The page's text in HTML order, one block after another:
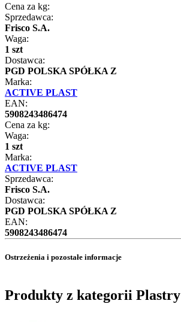
Cena za kg:
Sprzedawca:
Frisco S.A.
Waga:
1 szt
Dostawca:
PGD POLSKA SPÓŁKA Z
Marka:
ACTIVE PLAST
EAN:
5908243486474
Cena za kg:
Waga:
1 szt
Marka:
ACTIVE PLAST
Sprzedawca:
Frisco S.A.
Dostawca:
PGD POLSKA SPÓŁKA Z
EAN:
5908243486474
Ostrzeżenia i pozostałe informacje
Produkty z kategorii Plastry